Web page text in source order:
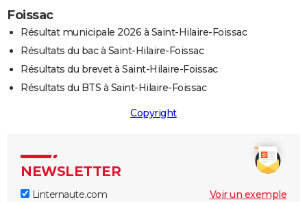
Foissac
Résultat municipale 2026 à Saint-Hilaire-Foissac
Résultats du bac à Saint-Hilaire-Foissac
Résultats du brevet à Saint-Hilaire-Foissac
Résultats du BTS à Saint-Hilaire-Foissac
Copyright
NEWSLETTER
Linternaute.com Voir un exemple